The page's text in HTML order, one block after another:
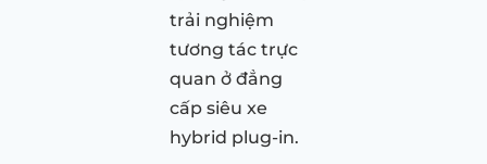
trải nghiệm
tương tác trực
quan ở đẳng
cấp siêu xe
hybrid plug-in.